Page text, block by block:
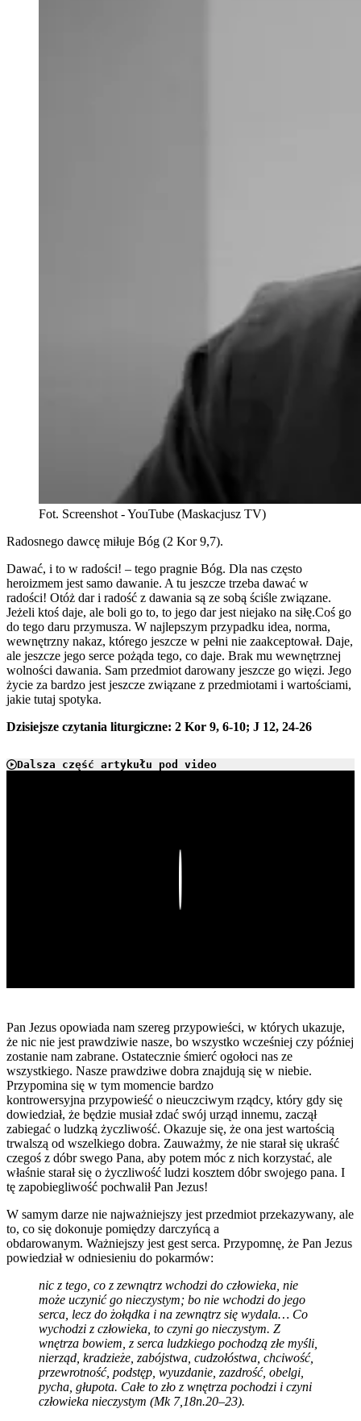
Fot. Screenshot - YouTube (Maskacjusz TV)
Radosnego dawcę miłuje Bóg (2 Kor 9,7).
Dawać, i to w radości! – tego pragnie Bóg. Dla nas często
heroizmem jest samo dawanie. A tu jeszcze trzeba dawać w
radości! Otóż dar i radość z dawania są ze sobą ściśle związane.
Jeżeli ktoś daje, ale boli go to, to jego dar jest niejako na siłę.Coś go
do tego daru przymusza. W najlepszym przypadku idea, norma,
wewnętrzny nakaz, którego jeszcze w pełni nie zaakceptował. Daje,
ale jeszcze jego serce pożąda tego, co daje. Brak mu wewnętrznej
wolności dawania. Sam przedmiot darowany jeszcze go więzi. Jego
życie za bardzo jest jeszcze związane z przedmiotami i wartościami,
jakie tutaj spotyka.
Dzisiejsze czytania liturgiczne: 2 Kor 9, 6-10; J 12, 24-26
Dalsza część artykułu pod video
Pan Jezus opowiada nam szereg przypowieści, w których ukazuje,
że nic nie jest prawdziwie nasze, bo wszystko wcześniej czy później
zostanie nam zabrane. Ostatecznie śmierć ogołoci nas ze
wszystkiego. Nasze prawdziwe dobra znajdują się w niebie.
Przypomina się w tym momencie bardzo
kontrowersyjna przypowieść o nieuczciwym rządcy, który gdy się
dowiedział, że będzie musiał zdać swój urząd innemu, zaczął
zabiegać o ludzką życzliwość. Okazuje się, że ona jest wartością
trwalszą od wszelkiego dobra. Zauważmy, że nie starał się ukraść
czegoś z dóbr swego Pana, aby potem móc z nich korzystać, ale
właśnie starał się o życzliwość ludzi kosztem dóbr swojego pana. I
tę zapobiegliwość pochwalił Pan Jezus!
W samym darze nie najważniejszy jest przedmiot przekazywany, ale
to, co się dokonuje pomiędzy darczyńcą a
obdarowanym. Ważniejszy jest gest serca. Przypomnę, że Pan Jezus
powiedział w odniesieniu do pokarmów:
nic z tego, co z zewnątrz wchodzi do człowieka, nie
może uczynić go nieczystym; bo nie wchodzi do jego
serca, lecz do żołądka i na zewnątrz się wydala… Co
wychodzi z człowieka, to czyni go nieczystym. Z
wnętrza bowiem, z serca ludzkiego pochodzą złe myśli,
nierząd, kradzieże, zabójstwa, cudzołóstwa, chciwość,
przewrotność, podstęp, wyuzdanie, zazdrość, obelgi,
pycha, głupota. Całe to zło z wnętrza pochodzi i czyni
człowieka nieczystym (Mk 7,18n.20–23).